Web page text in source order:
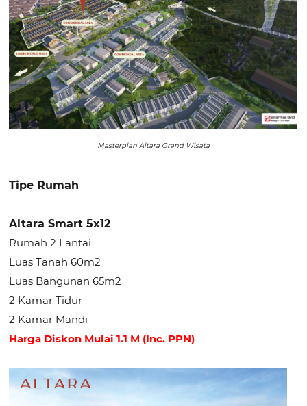
Masterplan Altara Grand Wisata
Tipe Rumah
Altara Smart 5x12
Rumah 2 Lantai
Luas Tanah 60m2
Luas Bangunan 65m2
2 Kamar Tidur
2 Kamar Mandi
Harga Diskon Mulai 1.1 M (Inc. PPN)